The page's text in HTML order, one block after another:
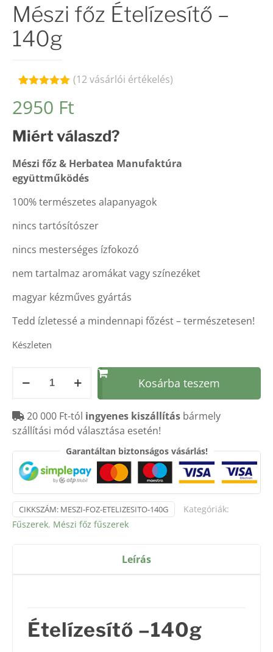
Mészi főz Ételízesítő –
140g
5.00az 5-
ből,
alapján
(12vásárlói értékelés)
2950 Ft
Miért válaszd?
Mészi főz & Herbatea Manufaktúra
együttműködés
100% természetes alapanyagok
nincs tartósítószer
nincs mesterséges ízfokozó
nem tartalmaz aromákat vagy színezéket
magyar kézműves gyártás
Tedd ízletessé a mindennapi főzést – természetesen!
Készleten
–
140g
Kosárba teszem
20 000 Ft-tól ingyenes kiszállítás bármely
szállítási mód választása esetén!
Garantáltan biztonságos vásárlás!
CIKKSZÁM: MESZI-FOZ-ETELIZESITO-140G
Kategóriák:
Fűszerek, Mészi főz fűszerek
Leírás
Ételízesítő –140g